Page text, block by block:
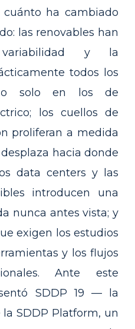
ha cambiado
las renovables han
y la
todos los
solo en los de
los cuellos de
proliferan a medida
hacia donde
data centers y las
introducen una
nunca antes vista; y
exigen los estudios
y los flujos
Ante este
SDDP 19 — la
SDDP Platform, un